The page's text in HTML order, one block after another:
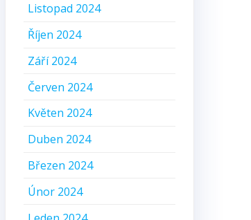
Listopad 2024
Říjen 2024
Září 2024
Červen 2024
Květen 2024
Duben 2024
Březen 2024
Únor 2024